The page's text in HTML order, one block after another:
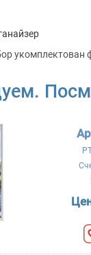
укомплектован